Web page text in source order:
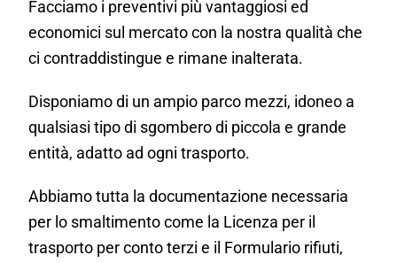
Facciamo i preventivi più vantaggiosi ed
economici sul mercato con la nostra qualità che
ci contraddistingue e rimane inalterata.
Disponiamo di un ampio parco mezzi, idoneo a
qualsiasi tipo di sgombero di piccola e grande
entità, adatto ad ogni trasporto.
Abbiamo tutta la documentazione necessaria
per lo smaltimento come la Licenza per il
trasporto per conto terzi e il Formulario rifiuti,